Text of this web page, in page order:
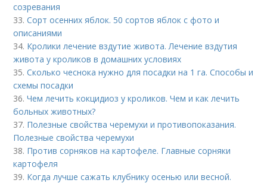
созревания
33.Сорт осенних яблок. 50 сортов яблок с фото и
описаниями
34. Кролики лечение вздутие живота. Лечение вздутия
живота у кроликов в домашних условиях
35.Сколько чеснока нужно для посадки на 1 га. Способы и
схемы посадки
36.Чем лечить кокцидиоз у кроликов. Чем и как лечить
больных животных?
37. Полезные свойства черемухи и противопоказания.
Полезные свойства черемухи
38. Против сорняков на картофеле. Главные сорняки
картофеля
39. Когда лучше сажать клубнику осенью или весной.